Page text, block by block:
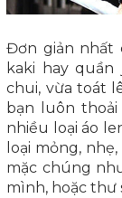
Đơn giản nhất
kaki hay
chui, vừa toát
bạn luôn thoải
nhiều loại áo
loại mỏng,
mặc chúng
mình, hoặc thư